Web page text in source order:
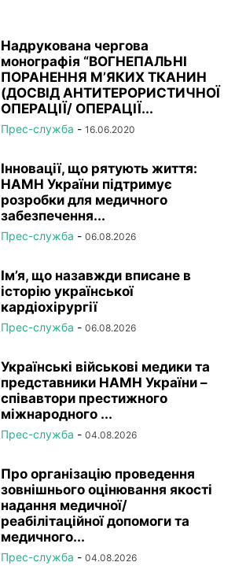
Надрукована чергова
монографія “ВОГНЕПАЛЬНІ
ПОРАНЕННЯ М’ЯКИХ ТКАНИН
(ДОСВІД АНТИТЕРОРИСТИЧНОЇ
ОПЕРАЦІЇ/ ОПЕРАЦІЇ...
Прес-служба - 16.06.2020
Інновації, що рятують життя:
НАМН України підтримує
розробки для медичного
забезпечення...
Прес-служба - 06.08.2026
Ім’я, що назавжди вписане в
історію української
кардіохірургії
Прес-служба - 06.08.2026
Українські військові медики та
представники НАМН України –
співавтори престижного
міжнародного ...
Прес-служба - 04.08.2026
Про організацію проведення
зовнішнього оцінювання якості
надання медичної/
реабілітаційної допомоги та
медичного...
Прес-служба - 04.08.2026